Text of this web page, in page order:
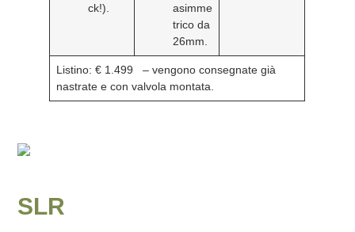
ck!).
asimme
trico da
26mm.
Listino: € 1.499 – vengono consegnate già
nastrate e con valvola montata.
SLR